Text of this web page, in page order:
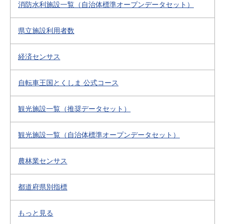
消防水利施設一覧（自治体標準オープンデータセット）
県立施設利用者数
経済センサス
自転車王国とくしま 公式コース
観光施設一覧（推奨データセット）
観光施設一覧（自治体標準オープンデータセット）
農林業センサス
都道府県別指標
もっと見る